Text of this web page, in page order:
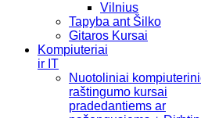
Vilnius
Tapyba ant Šilko
Gitaros Kursai
Kompiuteriai
ir IT
Nuotoliniai
raštingumo kursai
pradedantiems ar